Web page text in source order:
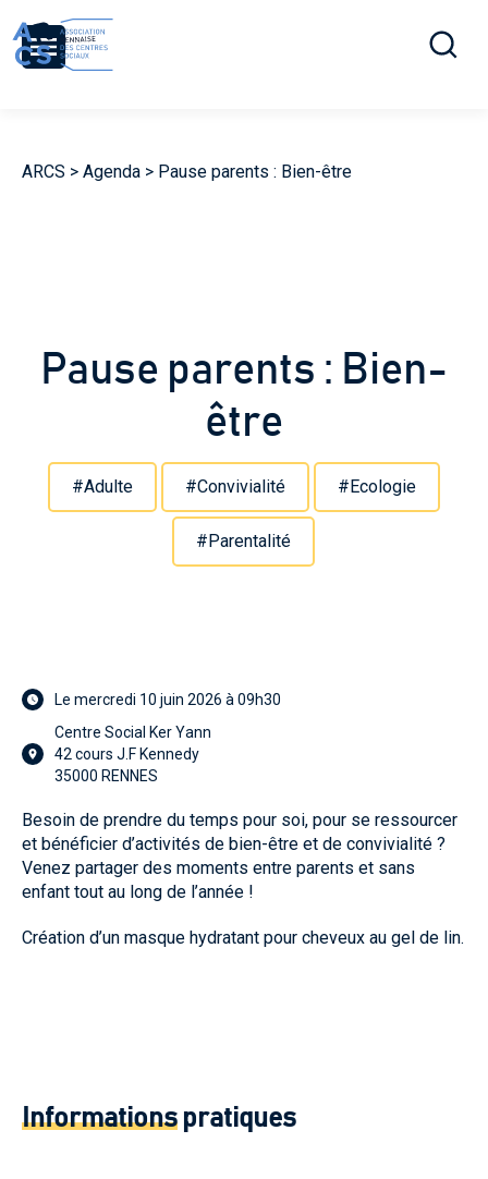
Menu
Ouvrir la
ARCS > Agenda > Pause parents : Bien-être
Pause parents : Bien-
être
#Adulte #Convivialité #Ecologie
#Parentalité
Le mercredi 10 juin 2026 à 09h30
Centre Social Ker Yann
42 cours J.F Kennedy
35000 RENNES
Besoin de prendre du temps pour soi, pour se ressourcer
et bénéficier d’activités de bien-être et de convivialité ?
Venez partager des moments entre parents et sans
enfant tout au long de l’année !
Création d’un masque hydratant pour cheveux au gel de lin.
Informations pratiques